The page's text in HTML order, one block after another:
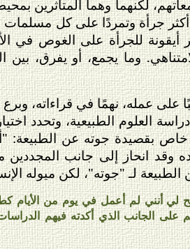
لكنهما وهما المتأثرين
جرأة وتمردًا على كل مسلمات
للجرأة على الغوص في
وما يجمع، أو يفرق،
عمله، نهمًا في قراءاته، وبرع في
العلوم الطبيعية، وتحدد
خاص بقصيدة جوته عن الطبيعة:
وقد انحاز إلى جانب المجددين
لـ "جوته"، لكن ميوله
لي أنني لم أعمل في يوم من الأيام
على الجانب الذي أكدته فيهم